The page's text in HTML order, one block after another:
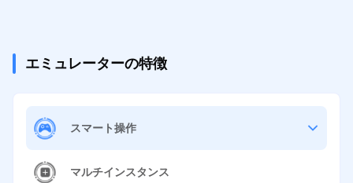
エミュレーターの特徴
スマート操作
マルチインスタンス